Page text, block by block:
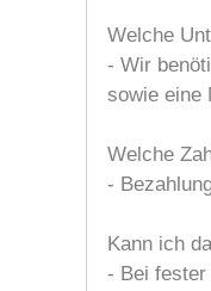
Welche
- Wir
sowie eine
Welche
-
Kann ich
- Bei fester